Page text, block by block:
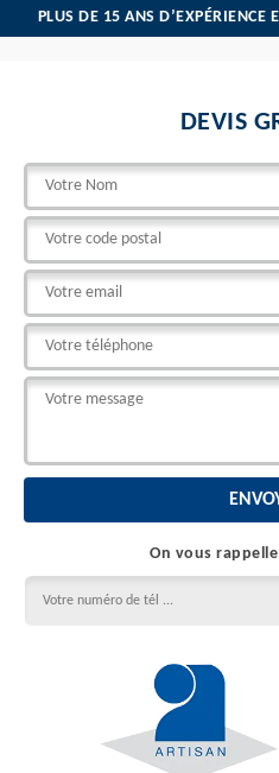
PLUS DE 15 ANS D’EXPÉRIENCE
DEVIS
On vous